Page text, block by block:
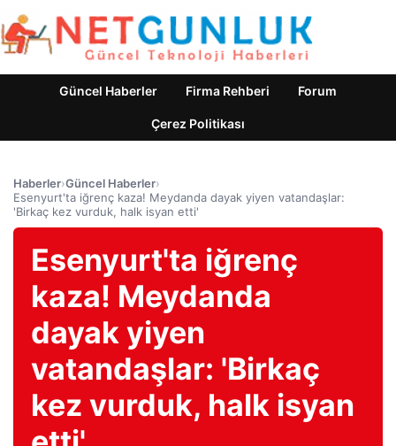
Güncel Haberler Firma Rehberi Forum
Çerez Politikası
Haberler›Güncel Haberler›
Esenyurt'ta iğrenç kaza! Meydanda dayak yiyen vatandaşlar:
'Birkaç kez vurduk, halk isyan etti'
Esenyurt'ta iğrenç
kaza! Meydanda
dayak yiyen
vatandaşlar: 'Birkaç
kez vurduk, halk isyan